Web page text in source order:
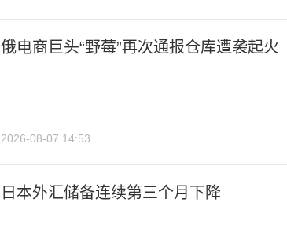
俄电商巨头“野莓”再次通报仓库遭袭起火
2026-08-07 14:53
日本外汇储备连续第三个月下降